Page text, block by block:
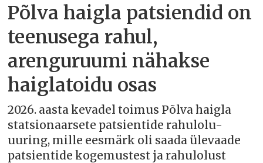
Põlva haigla patsiendid on
teenusega rahul,
arenguruumi nähakse
haiglatoidu osas
2026. aasta kevadel toimus Põlva haigla
statsionaarsete patsientide rahulolu-
uuring, mille eesmärk oli saada ülevaade
patsientide kogemustest ja rahulolust